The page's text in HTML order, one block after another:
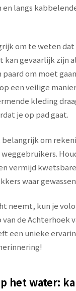
langs
om te weten
kan gevaarlijk zijn
om moet
een veilige
kleding
je op pad gaat.
belangrijk om
vermijd
waar
neemt, kun je
de Achterhoek
een unieke
het water: